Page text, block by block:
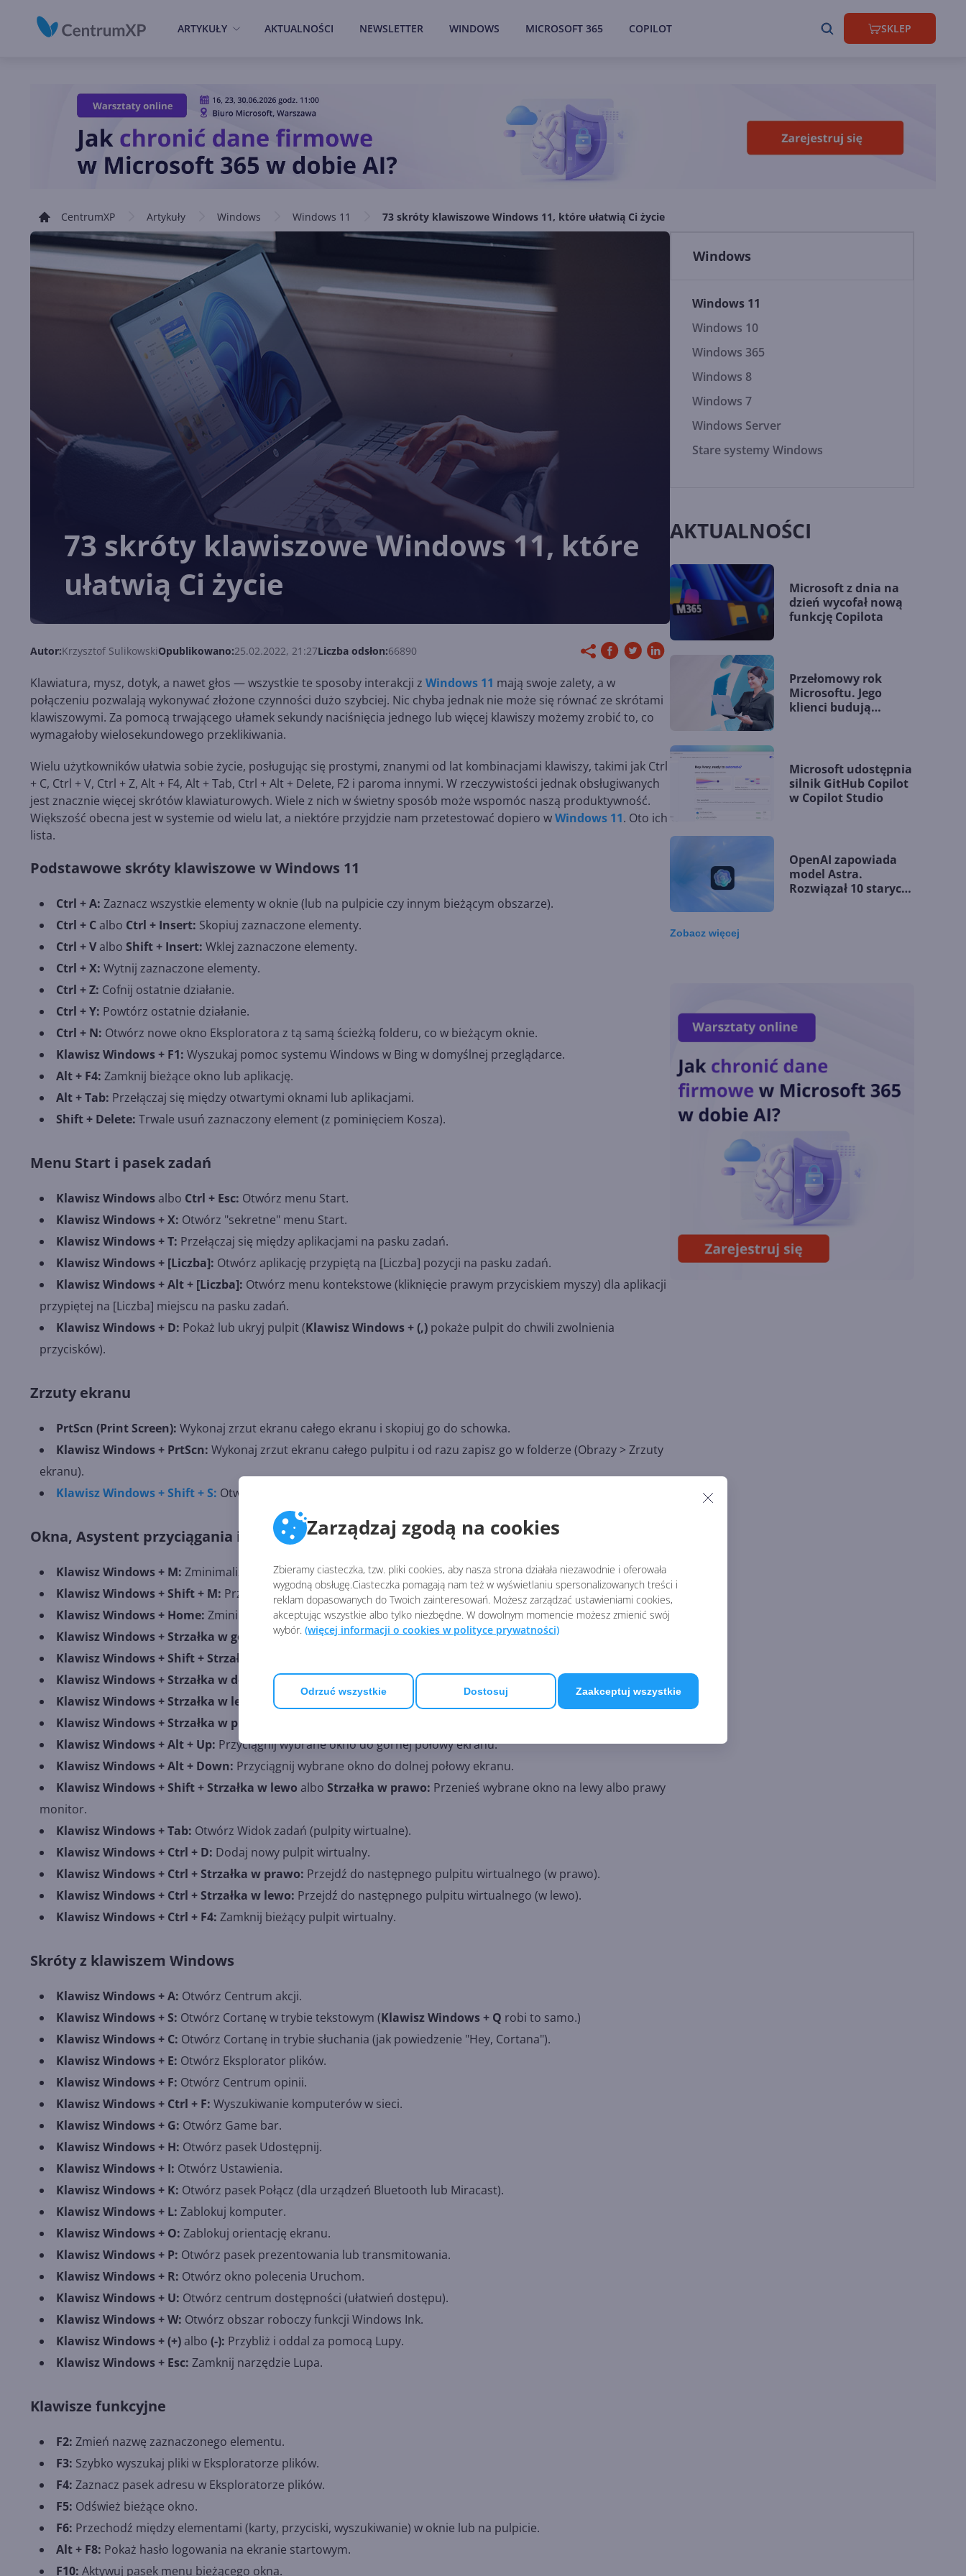
Zarządzaj zgodą na cookies
Zbieramy ciasteczka, tzw. pliki cookies, aby nasza strona działała niezawodnie i oferowała
wygodną obsługę.Ciasteczka pomagają nam też w wyświetlaniu spersonalizowanych treści i
reklam dopasowanych do Twoich zainteresowań. Możesz zarządzać ustawieniami cookies,
akceptując wszystkie albo tylko niezbędne. W dowolnym momencie możesz zmienić swój
wybór. (więcej informacji o cookies w polityce prywatności)
Odrzuć wszystkie Dostosuj Zaakceptuj wszystkie
ARTYKUŁY AKTUALNOŚCI NEWSLETTER WINDOWS MICROSOFT 365 COPILOT SKLEP
CentrumXP Artykuły Windows Windows 11 73 skróty klawiszowe Windows 11, które ułatwią Ci życie
73 skróty klawiszowe Windows 11, które
ułatwią Ci życie
Autor:Krzysztof SulikowskiOpublikowano:25.02.2022, 21:27Liczba odsłon:66890
Klawiatura, mysz, dotyk, a nawet głos — wszystkie te sposoby interakcji z Windows 11 mają swoje zalety, a w
połączeniu pozwalają wykonywać złożone czynności dużo szybciej. Nic chyba jednak nie może się równać ze skrótami
klawiszowymi. Za pomocą trwającego ułamek sekundy naciśnięcia jednego lub więcej klawiszy możemy zrobić to, co
wymagałoby wielosekundowego przeklikiwania.
Wielu użytkowników ułatwia sobie życie, posługując się prostymi, znanymi od lat kombinacjami klawiszy, takimi jak Ctrl
+ C, Ctrl + V, Ctrl + Z, Alt + F4, Alt + Tab, Ctrl + Alt + Delete, F2 i paroma innymi. W rzeczywistości jednak obsługiwanych
jest znacznie więcej skrótów klawiaturowych. Wiele z nich w świetny sposób może wspomóc naszą produktywność.
Większość obecna jest w systemie od wielu lat, a niektóre przyjdzie nam przetestować dopiero wWindows 11. Oto ich
lista.
Podstawowe skróty klawiszowe w Windows 11
Ctrl + A: Zaznacz wszystkie elementy w oknie (lub na pulpicie czy innym bieżącym obszarze).
Ctrl + Calbo Ctrl + Insert: Skopiuj zaznaczone elementy.
Ctrl + Valbo Shift + Insert: Wklej zaznaczone elementy.
Ctrl + X: Wytnij zaznaczone elementy.
Ctrl + Z: Cofnij ostatnie działanie.
Ctrl + Y: Powtórz ostatnie działanie.
Ctrl + N: Otwórz nowe okno Eksploratora z tą samą ścieżką folderu, co w bieżącym oknie.
Klawisz Windows + F1: Wyszukaj pomoc systemu Windows w Bing w domyślnej przeglądarce.
Alt + F4: Zamknij bieżące okno lub aplikację.
Alt + Tab: Przełączaj się między otwartymi oknami lub aplikacjami.
Shift + Delete: Trwale usuń zaznaczony element (z pominięciem Kosza).
Menu Start i pasek zadań
Klawisz Windowsalbo Ctrl + Esc: Otwórz menu Start.
Klawisz Windows + X: Otwórz "sekretne" menu Start.
Klawisz Windows + T: Przełączaj się między aplikacjami na pasku zadań.
Klawisz Windows + [Liczba]: Otwórz aplikację przypiętą na [Liczba] pozycji na pasku zadań.
Klawisz Windows + Alt + [Liczba]: Otwórz menu kontekstowe (kliknięcie prawym przyciskiem myszy) dla aplikacji
przypiętej na [Liczba] miejscu na pasku zadań.
Klawisz Windows + D: Pokaż lub ukryj pulpit (Klawisz Windows + (,) pokaże pulpit do chwili zwolnienia
przycisków).
Zrzuty ekranu
PrtScn (Print Screen): Wykonaj zrzut ekranu całego ekranu i skopiuj go do schowka.
Klawisz Windows + PrtScn: Wykonaj zrzut ekranu całego pulpitu i od razu zapisz go w folderze (Obrazy > Zrzuty
ekranu).
Klawisz Windows + Shift + S: Otwórz Narzędzie Wycinanie, aby wykonać zrzut całego ekranu lub jedynie wycinka.
Okna, Asystent przyciągania i pulpity wirtualne
Klawisz Windows + M: Zminimalizuj wszystkie otwarte okna.
Klawisz Windows + Shift + M: Przywróć zminimalizowane okna.
Klawisz Windows + Home: Zminimalizuj wszystkie okna poza obecnie zaznaczonym/aktywnym.
Klawisz Windows + Strzałka w górę:
Zmaksymalizuj wybrane okno.
Klawisz Windows + Shift + Strzałka w górę:
Klawisz Windows + Strzałka w dół:
Zminimalizuj wybrane okno.
Klawisz Windows + Strzałka w lewo:
Przyciągnij wybrane okno do lewej połowy ekranu.
Klawisz Windows + Strzałka w prawo:
Klawisz Windows + Alt + Up: Przyciągnij wybrane okno do górnej połowy ekranu.
Klawisz Windows + Alt + Down: Przyciągnij wybrane okno do dolnej połowy ekranu.
Klawisz Windows + Shift + Strzałka w lewo albo Strzałka w prawo: Przenieś wybrane okno na lewy albo prawy
monitor.
Klawisz Windows + Tab: Otwórz Widok zadań (pulpity wirtualne).
Klawisz Windows + Ctrl + D: Dodaj nowy pulpit wirtualny.
Klawisz Windows + Ctrl + Strzałka w prawo: Przejdź do następnego pulpitu wirtualnego (w prawo).
Klawisz Windows + Ctrl + Strzałka w lewo: Przejdź do następnego pulpitu wirtualnego (w lewo).
Klawisz Windows + Ctrl + F4: Zamknij bieżący pulpit wirtualny.
Skróty z klawiszem Windows
Klawisz Windows + A: Otwórz Centrum akcji.
Klawisz Windows + S: Otwórz Cortanę w trybie tekstowym (Klawisz Windows + Q robi to samo.)
Klawisz Windows + C: Otwórz Cortanę in trybie słuchania (jak powiedzenie "Hey, Cortana").
Klawisz Windows + E: Otwórz Eksplorator plików.
Klawisz Windows + F: Otwórz Centrum opinii.
Klawisz Windows + Ctrl + F: Wyszukiwanie komputerów w sieci.
Klawisz Windows + G: Otwórz Game bar.
Klawisz Windows + H: Otwórz pasek Udostępnij.
Klawisz Windows + I: Otwórz Ustawienia.
Klawisz Windows + K: Otwórz pasek Połącz (dla urządzeń Bluetooth lub Miracast).
Klawisz Windows + L: Zablokuj komputer.
Klawisz Windows + O: Zablokuj orientację ekranu.
Klawisz Windows + P: Otwórz pasek prezentowania lub transmitowania.
Klawisz Windows + R: Otwórz okno polecenia Uruchom.
Klawisz Windows + U: Otwórz centrum dostępności (ułatwień dostępu).
Klawisz Windows + W: Otwórz obszar roboczy funkcji Windows Ink.
Klawisz Windows + (+)albo (-): Przybliż i oddal za pomocą Lupy.
Klawisz Windows + Esc: Zamknij narzędzie Lupa.
Klawisze funkcyjne
F2: Zmień nazwę zaznaczonego elementu.
F3: Szybko wyszukaj pliki w Eksploratorze plików.
F4: Zaznacz pasek adresu w Eksploratorze plików.
F5: Odśwież bieżące okno.
F6: Przechodź między elementami (karty, przyciski, wyszukiwanie) w oknie lub na pulpicie.
Alt + F8: Pokaż hasło logowania na ekranie startowym.
F10: Aktywuj pasek menu bieżącego okna.
Windows
Windows 11
Windows 10
Windows 365
Windows 8
Windows 7
Windows Server
Stare systemy Windows
AKTUALNOŚCI
Microsoft z dnia na
dzień wycofał nową
funkcję Copilota
Przełomowy rok
Microsoftu. Jego
klienci budują
Microsoft udostępnia
silnik GitHub Copilot
w Copilot Studio
OpenAI zapowiada
model Astra.
Rozwiązał 10 starych
Lista zmian w
Microsoft 365 Copilot.
Podsumowanie lipca
2026
modeli GPT-5.6.
Odpowiedź na presję
Chin
Miliardy z AI i
chmury. Microsoft
ogłasza znakomite
wyniki i
Zobaczwięcej